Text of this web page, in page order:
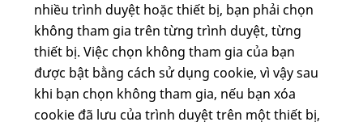
nhiều trình duyệt hoặc thiết bị, bạn phải chọn
không tham gia trên từng trình duyệt, từng
thiết bị. Việc chọn không tham gia của bạn
được bật bằng cách sử dụng cookie, vì vậy sau
khi bạn chọn không tham gia, nếu bạn xóa
cookie đã lưu của trình duyệt trên một thiết bị,